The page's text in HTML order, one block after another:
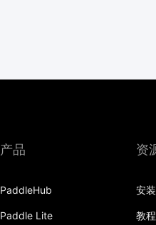
产品
PaddleHub
Paddle Lite
资
安装
教程